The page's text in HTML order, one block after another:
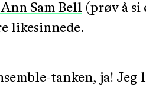
Sam Bell (prøv å si
likesinnede.
tanken, ja! Jeg